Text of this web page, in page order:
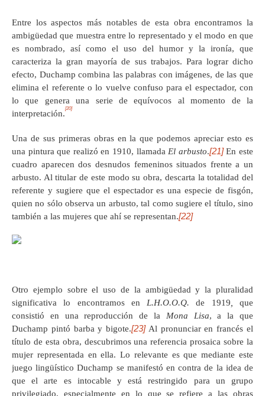
Entre los aspectos más notables de esta obra encontramos la
ambigüedad que muestra entre lo representado y el modo en que
es nombrado, así como el uso del humor y la ironía, que
caracteriza la gran mayoría de sus trabajos. Para lograr dicho
efecto, Duchamp combina las palabras con imágenes, de las que
elimina el referente o lo vuelve confuso para el espectador, con
lo que genera una serie de equívocos al momento de la
interpretación.
[20]
Una de sus primeras obras en la que podemos apreciar esto es
una pintura que realizó en 1910, llamadaEl arbusto.[21]En este
cuadro aparecen dos desnudos femeninos situados frente a un
arbusto. Al titular de este modo su obra, descarta la totalidad del
referente y sugiere que el espectador es una especie de fisgón,
quien no sólo observa un arbusto, tal como sugiere el título, sino
también a las mujeres que ahí se representan.[22]
Otro ejemplo sobre el uso de la ambigüedad y la pluralidad
significativa lo encontramos enL.H.O.O.Q.de 1919, que
consistió en una reproducción de la Mona Lisa, a la que
Duchamp pintó barba y bigote.[23]Al pronunciar en francés el
título de esta obra, descubrimos una referencia prosaica sobre la
mujer representada en ella. Lo relevante es que mediante este
juego lingüístico Duchamp se manifestó en contra de la idea de
que el arte es intocable y está restringido para un grupo
privilegiado, especialmente en lo que se refiere a las obras